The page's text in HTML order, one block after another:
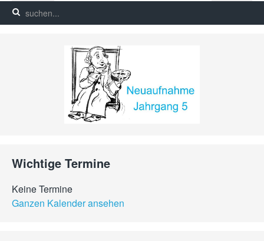
Wichtige Termine
Keine Termine
Ganzen Kalender ansehen